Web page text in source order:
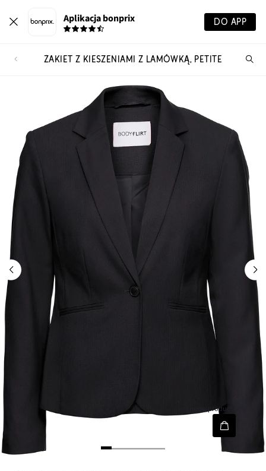
Aplikacja bonprix DO APP
ŻAKIET Z KIESZENIAMI Z LAMÓWKĄ, PETITE
[node-product-wishlist]